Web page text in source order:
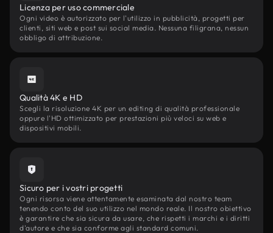
Licenza per uso commerciale
Ogni video è autorizzato per l'utilizzo in pubblicità, progetti per
clienti, siti web e post sui social media. Nessuna filigrana, nessun
obbligo di attribuzione.
Qualità 4K e HD
Scegli la risoluzione 4K per un editing di qualità professionale
oppure l'HD ottimizzato per prestazioni più veloci su web e
dispositivi mobili.
Sicuro per i vostri progetti
Ogni risorsa viene attentamente esaminata dal nostro team
tenendo conto del suo utilizzo nel mondo reale. Il nostro obiettivo
è garantire che sia sicura da usare, che rispetti i marchi e i diritti
d'autore e che sia conforme agli standard comuni.